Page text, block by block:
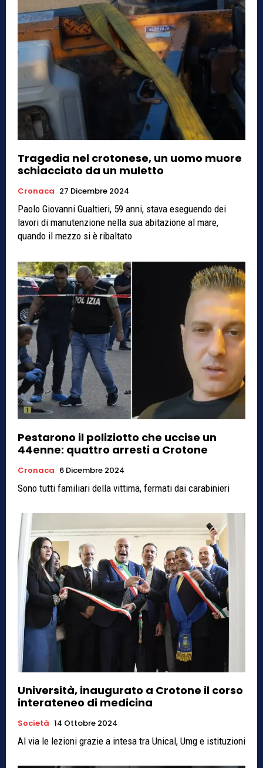
Tragedia nel crotonese, un uomo muore
schiacciato da un muletto
Cronaca 27 Dicembre 2024
Paolo Giovanni Gualtieri, 59 anni, stava eseguendo dei
lavori di manutenzione nella sua abitazione al mare,
quando il mezzo si è ribaltato
Pestarono il poliziotto che uccise un
44enne: quattro arresti a Crotone
Cronaca 6 Dicembre 2024
Sono tutti familiari della vittima, fermati dai carabinieri
Università, inaugurato a Crotone il corso
interateneo di medicina
Società 14 Ottobre 2024
Al via le lezioni grazie a intesa tra Unical, Umg e istituzioni